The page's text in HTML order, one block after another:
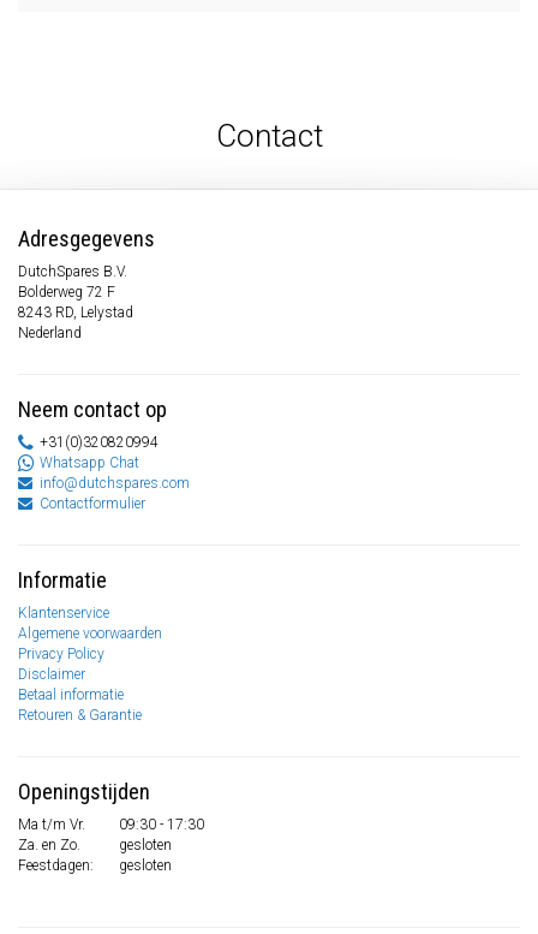
Contact
Adresgegevens
DutchSpares B.V.
Bolderweg 72 F
8243 RD, Lelystad
Nederland
Neem contact op
+31(0)320820994
Whatsapp Chat
info@dutchspares.com
Contactformulier
Informatie
Klantenservice
Algemene voorwaarden
Privacy Policy
Disclaimer
Betaal informatie
Retouren & Garantie
Openingstijden
Ma t/m Vr.
09:30 - 17:30
Za. en Zo.
gesloten
Feestdagen:
gesloten